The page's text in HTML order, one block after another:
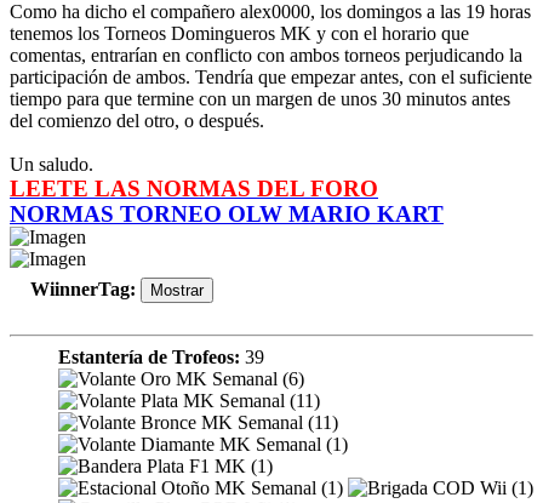
Como ha dicho el compañero alex0000, los domingos a las 19 horas
tenemos los Torneos Domingueros MK y con el horario que
comentas, entrarían en conflicto con ambos torneos perjudicando la
participación de ambos. Tendría que empezar antes, con el suficiente
tiempo para que termine con un margen de unos 30 minutos antes
del comienzo del otro, o después.
Un saludo.
LEETE LAS NORMAS DEL FORO
NORMAS TORNEO OLW MARIO KART
WiinnerTag:
Estantería de Trofeos: 39